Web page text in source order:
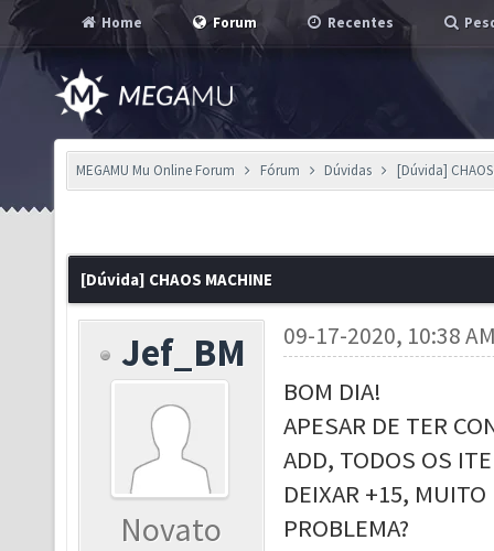
Home Forum Recentes
MEGAMU Mu Online Forum Fórum Dúvidas [Dúvida]
[Dúvida] CHAOS MACHINE
Jef_BM
Novato
09-17-2020, 10:38
BOM DIA!
APESAR DE TER
ADD, TODOS OS
DEIXAR +15,
PROBLEMA?